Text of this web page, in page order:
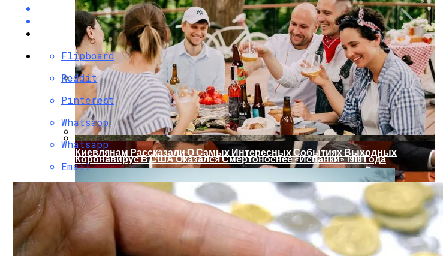
G7 Договорились Регулировать Искусственный Интеллект
Коронавирус В США Оказался Смертоноснее «испанки» 1918 Года
Киевлянам Рассказали О Самых Интересных Событиях Выходных
Flipboard
Reddit
Pinterest
Whatsapp
Whatsapp
Email